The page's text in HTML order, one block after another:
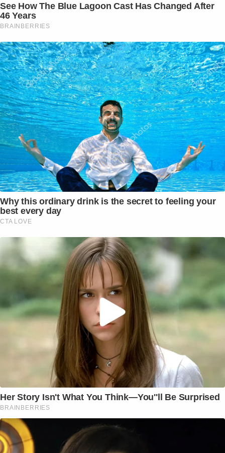
See How The Blue Lagoon Cast Has Changed After
46 Years
BRAINBERRIES
Why this ordinary drink is the secret to feeling your
best every day
CTA LOVE
Her Story Isn't What You Think—You''ll Be Surprised
BRAINBERRIES